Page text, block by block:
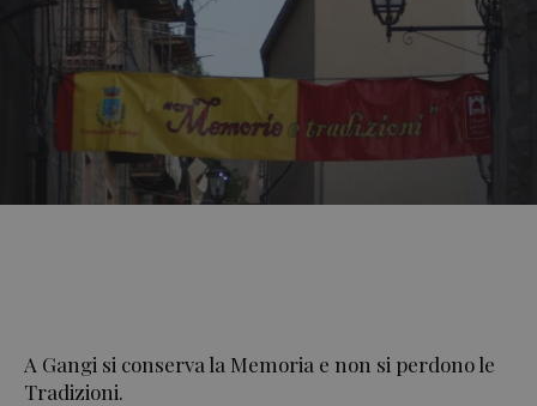
A Gangi si conserva la Memoria e non si perdono le
Tradizioni.